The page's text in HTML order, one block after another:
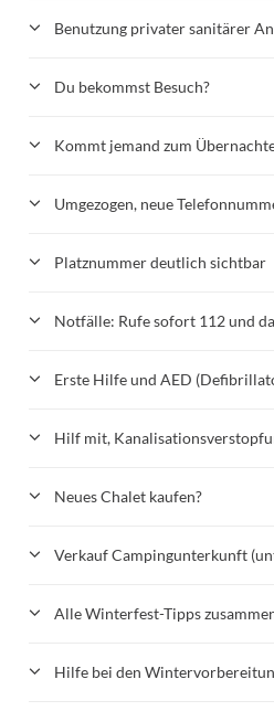
Benutzung privater sanitärer
Du bekommst Besuch?
Kommt jemand zum
Umgezogen, neue
Platznummer deutlich sichtbar
Notfälle: Rufe sofort 112 und
Erste Hilfe und AED
Hilf mit,
Neues Chalet kaufen?
Verkauf Campingunterkunft
Alle Winterfest-Tipps
Hilfe bei den